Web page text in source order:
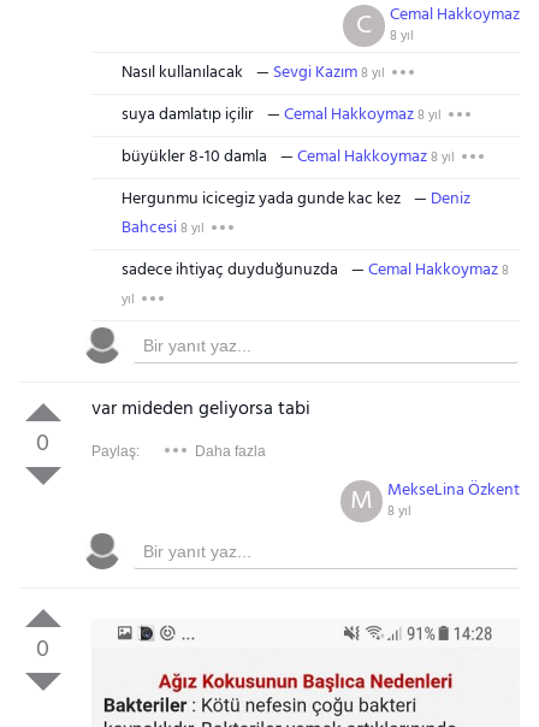
Cemal Hakkoymaz
8 yıl
C
Nasıl kullanılacak Sevgi Kazım8 yıl
suya damlatıp içilir Cemal Hakkoymaz8 yıl
büyükler 8-10 damla Cemal Hakkoymaz8 yıl
Hergunmu icicegiz yada gunde kac kez
Deniz
Bahcesi8 yıl
sadece ihtiyaç duyduğunuzda Cemal Hakkoymaz8
yıl
0
var mideden geliyorsa tabi
Paylaş: Daha fazla
MekseLina Özkent
8 yıl
M
0